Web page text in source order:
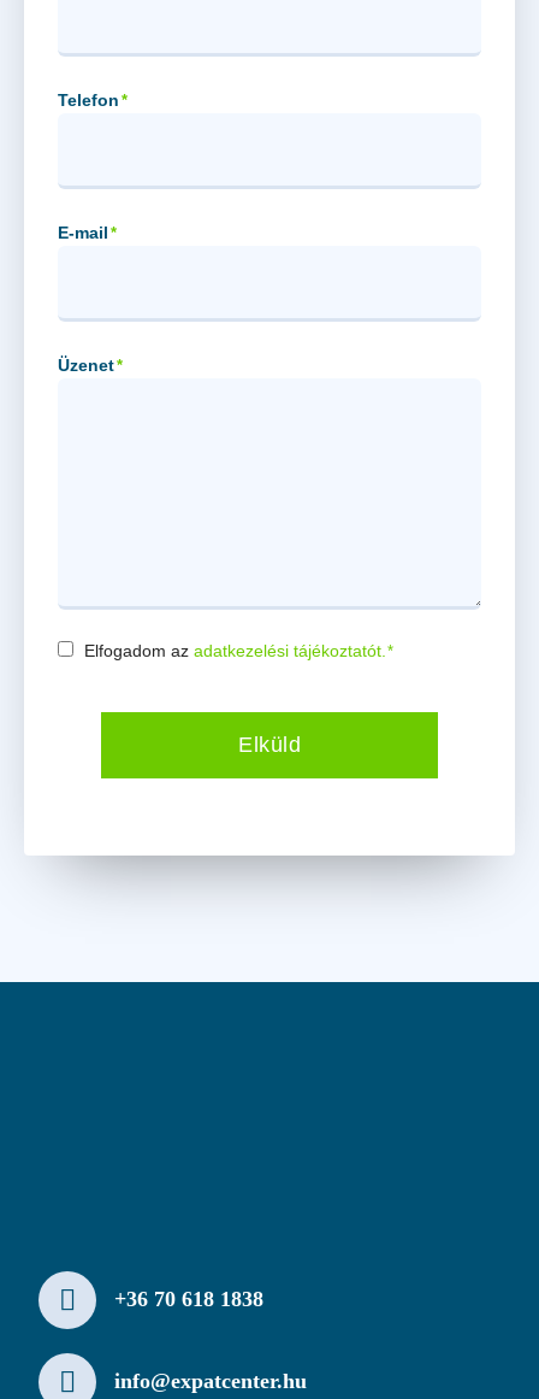
Telefon *
E-mail *
Üzenet*
Consent*
Elfogadom az adatkezelési tájékoztatót. *
Elküld
+36 70 618 1838
info@expatcenter.hu